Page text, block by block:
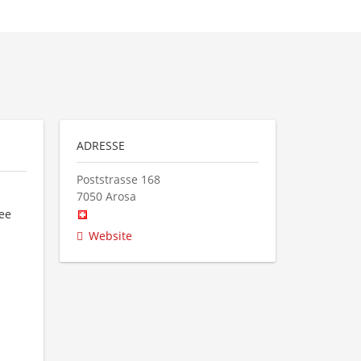
ADRESSE
Poststrasse 168
7050 Arosa
Website